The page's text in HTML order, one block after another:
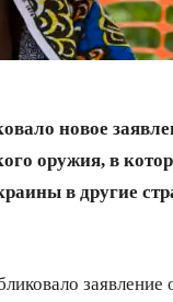
новое
оружия, в
в другие